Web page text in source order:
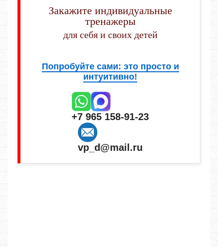
Закажите индивидуальные
тренажеры
для себя и своих детей
Попробуйте сами: это просто и
интуитивно!
+7 965 158-91-23
vp_d@mail.ru